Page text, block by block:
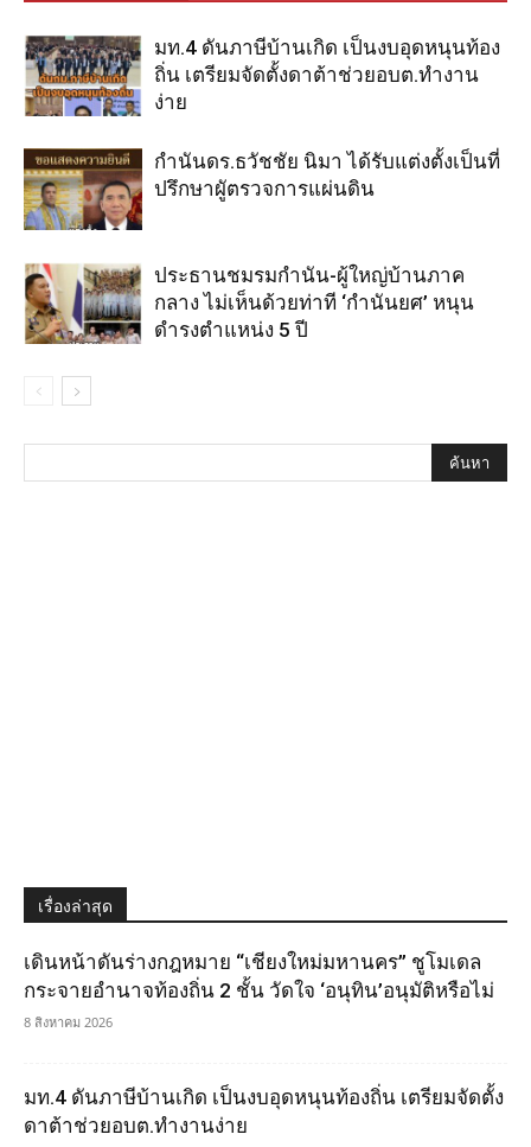
มท.4 ดันภาษีบ้านเกิด เป็นงบอุดหนุนท้อง
ถิ่น เตรียมจัดตั้งดาต้าช่วยอบต.ทำงาน
ง่าย
กำนันดร.ธวัชชัย นิมา ได้รับแต่งตั้งเป็นที่
ปรึกษาผูัตรวจการแผ่นดิน
ประธานชมรมกำนัน-ผู้ใหญ่บ้านภาค
กลาง ไม่เห็นด้วยท่าที ‘กำนันยศ’ หนุน
ดำรงตำแหน่ง 5 ปี
เรื่องล่าสุด
เดินหน้าดันร่างกฎหมาย “เชียงใหม่มหานคร” ชูโมเดล
กระจายอำนาจท้องถิ่น 2 ชั้น วัดใจ ‘อนุทิน’อนุมัติหรือไม่
8 สิงหาคม 2026
มท.4 ดันภาษีบ้านเกิด เป็นงบอุดหนุนท้องถิ่น เตรียมจัดตั้ง
ดาต้าช่วยอบต.ทำงานง่าย